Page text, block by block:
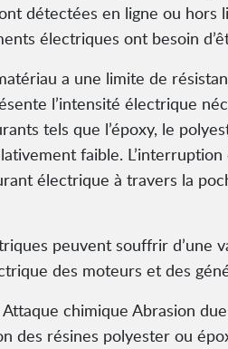
détectées en ligne ou hors
électriques ont besoin
a une limite de
l’intensité électrique
tels que l’époxy, le
faible.
électrique à travers la
peuvent souffrir
des moteurs et des
chimique Abrasion
des résines polyester ou